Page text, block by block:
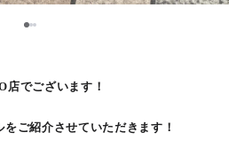
12
店でございます！
ご紹介させていただきます！